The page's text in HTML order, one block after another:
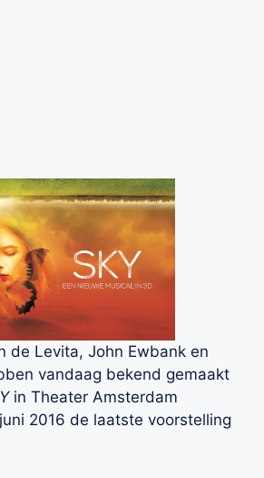
de Levita, John Ewbank en
vandaag bekend gemaakt
in Theater Amsterdam
2016 de laatste voorstelling